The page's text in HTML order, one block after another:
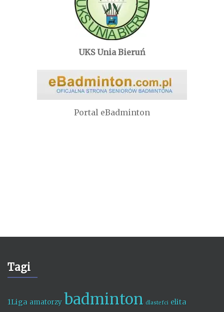
UKS Unia Bieruń
Portal eBadminton
Tagi
1Liga amatorzy badminton dlastefci elita